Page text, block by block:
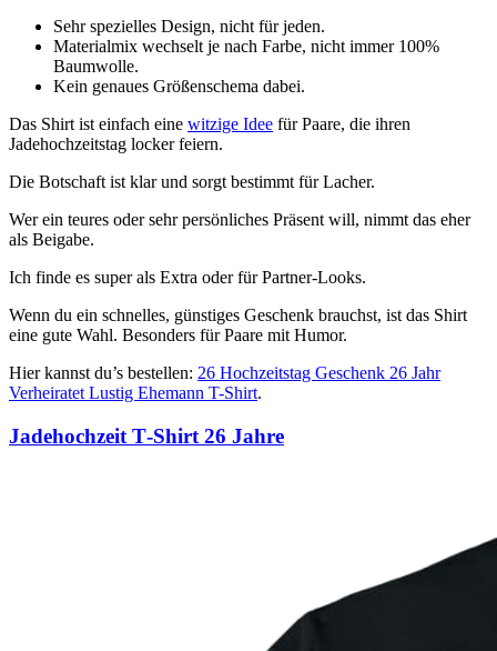
Sehr spezielles Design, nicht für jeden.
Materialmix wechselt je nach Farbe, nicht immer 100%
Baumwolle.
Kein genaues Größenschema dabei.
Das Shirt ist einfach eine witzige Idee für Paare, die ihren
Jadehochzeitstag locker feiern.
Die Botschaft ist klar und sorgt bestimmt für Lacher.
Wer ein teures oder sehr persönliches Präsent will, nimmt das eher
als Beigabe.
Ich finde es super als Extra oder für Partner-Looks.
Wenn du ein schnelles, günstiges Geschenk brauchst, ist das Shirt
eine gute Wahl. Besonders für Paare mit Humor.
Hier kannst du’s bestellen: 26 Hochzeitstag Geschenk 26 Jahr
Verheiratet Lustig Ehemann T-Shirt.
Jadehochzeit T‑Shirt 26 Jahre